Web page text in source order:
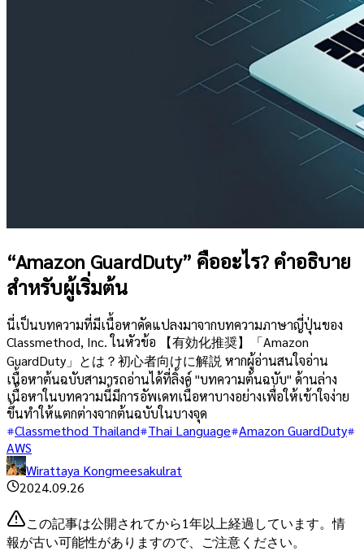
“Amazon GuardDuty” คืออะไร? คำอธิบาย
สำหรับผู้เริ่มต้น
นี่เป็นบทความที่มีเนื้อหาดัดแปลงมาจากบทความภาษาญี่ปุ่นของ
Classmethod, Inc. ในหัวข้อ 【有効化推奨】「Amazon
GuardDuty」とは？初心者向けに解説 หากผู้อ่านสนใจอ่าน
เนื้อหาต้นฉบับสามารถอ่านได้ที่ลิ้งค์ "บทความต้นฉบับ" ด้านล่าง
เนื้อหาในบทความนี้มีการอัพเดทเนื้อหาบางอย่างเพื่อให้เข้าใจง่าย
ขึ้นทำให้แตกต่างจากต้นฉบับในบางจุด
Classmethod Thailand Thai Language Amazon GuardDuty
AWS
Wirattaya Kongmeesakulrat
2024.09.26
この記事は公開されてから1年以上経過しています。情
報が古い可能性がありますので、ご注意ください。